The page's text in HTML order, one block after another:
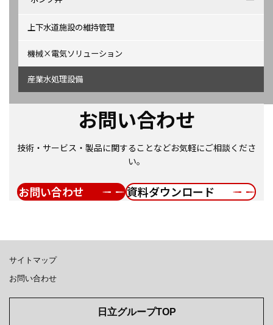
上下水道施設の維持管理
機械×電気ソリューション
産業水処理設備
お問い合わせ
技術・サービス・製品に関することなどお気軽にご相談くださ
い。
お問い合わせ 資料ダウンロード
サイトマップ
お問い合わせ
日立グループTOP